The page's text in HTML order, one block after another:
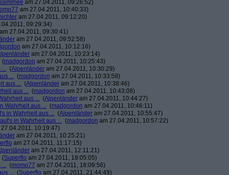
am 27.04.2011, 09:26:52)
am 27.04.2011, 10:40:33)
am 27.04.2011, 09:12:20)
09:29:34)
am 27.04.2011, 09:30:41)
am 27.04.2011, 09:52:58)
am 27.04.2011, 10:12:16)
am 27.04.2011, 10:23:14)
(madgordon am 27.04.2011, 10:25:43)
... (Alpenländer am 27.04.2011, 10:30:29)
... (madgordon am 27.04.2011, 10:33:58)
aus ... (Alpenländer am 27.04.2011, 10:38:46)
aus ... (madgordon am 27.04.2011, 10:43:08)
aus ... (Alpenländer am 27.04.2011, 10:44:27)
Wahrheit aus ... (madgordon am 27.04.2011, 10:46:11)
in Wahrheit aus ... (Alpenländer am 27.04.2011, 10:55:47)
in Wahrheit aus ... (madgordon am 27.04.2011, 10:57:22)
10:19:47)
am 27.04.2011, 10:25:21)
am 27.04.2011, 11:17:15)
am 27.04.2011, 12:11:21)
(Superflo am 27.04.2011, 18:05:05)
... (momo77 am 27.04.2011, 18:09:56)
... (Superflo am 27.04.2011, 21:44:49)